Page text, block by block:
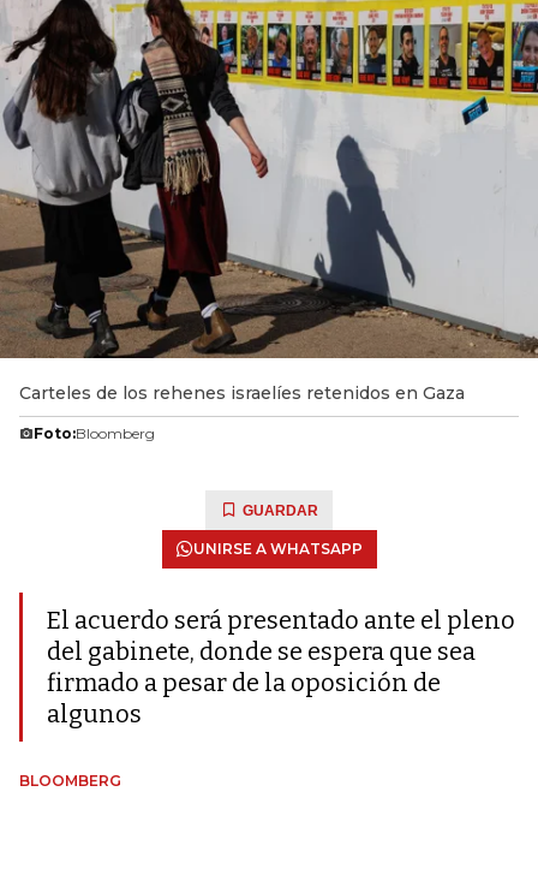
Carteles de los rehenes israelíes retenidos en Gaza
Foto:Bloomberg
GUARDAR
UNIRSE A WHATSAPP
El acuerdo será presentado ante el pleno
del gabinete, donde se espera que sea
firmado a pesar de la oposición de
algunos
BLOOMBERG